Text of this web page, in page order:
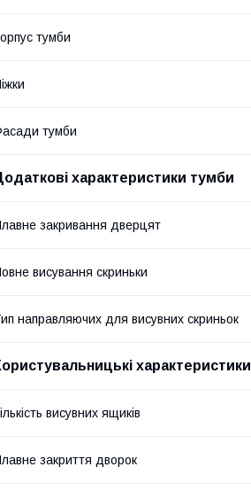
тумби
тумби
характеристики тумби
закривання дверцят
висування скриньки
направляючих для висувних скриньок
характеристики
висувних ящиків
закриття дворок